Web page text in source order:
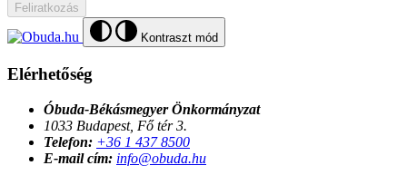
Feliratkozás
Kontraszt mód
Elérhetőség
Óbuda-Békásmegyer Önkormányzat
1033 Budapest, Fő tér 3.
Telefon: +36 1 437 8500
E-mail cím: info@obuda.hu